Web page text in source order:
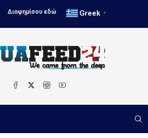
Διαφημίσου εδώ Greek ▼